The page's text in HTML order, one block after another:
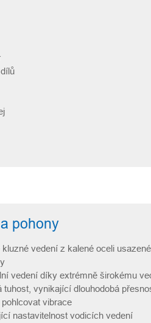
pohony
kluzné vedení z kalené oceli
vedení díky extrémně širokému
tuhost, vynikající dlouhodobá
vibrace
nastavitelnost vodicích vedení